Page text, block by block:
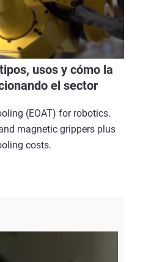
usos y cómo la
el sector
(EOAT) for robotics.
magnetic grippers plus
costs.